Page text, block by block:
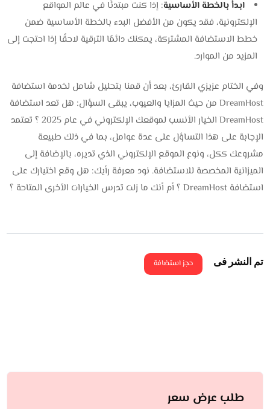
ابدأ بالخطة الأساسية: إذا كنت مبتدئًا في عالم المواقع
الإلكترونية، فقد يكون من الأفضل البدء بالخطة الأساسية ضمن
خطط الاستضافة المشتركة، يمكنك دائمًا الترقية لاحقًا إذا احتجت إلى
المزيد من الموارد.
وفي الختام عزيزي القارئ، بعد أن قمنا بتحليل شامل لخدمة استضافة
DreamHost من حيث المزايا والعيوب، يبقى السؤال: هل تعد استضافة
DreamHost الخيار الأنسب لموقعك الإلكتروني في عام 2025 ؟ تعتمد
الإجابة على هذا التساؤل على عدة عوامل، بما في ذلك طبيعة
مشروعك ككل، ونوع الموقع الإلكتروني الذي تديره، بالإضافة إلى
الميزانية المخصصة للاستضافة. نود معرفة رأيك: هل وقع اختيارك على
استضافة DreamHost ؟ أم أنك ما زلت تدرس الخيارات الأخرى المتاحة ؟
تم النشر فى حجز استضافة
طلب عرض سعر